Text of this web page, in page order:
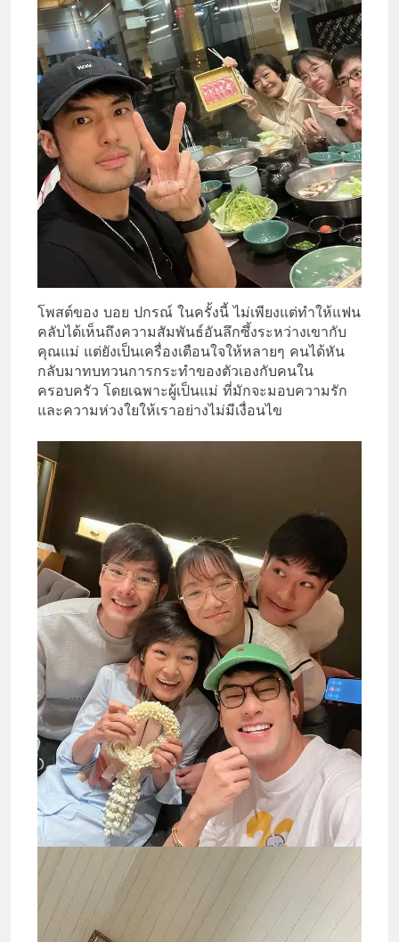
โพสต์ของ บอย ปกรณ์ ในครั้งนี้ ไม่เพียงแต่ทำให้แฟน
คลับได้เห็นถึงความสัมพันธ์อันลึกซึ้งระหว่างเขากับ
คุณแม่ แต่ยังเป็นเครื่องเตือนใจให้หลายๆ คนได้หัน
กลับมาทบทวนการกระทำของตัวเองกับคนใน
ครอบครัว โดยเฉพาะผู้เป็นแม่ ที่มักจะมอบความรัก
และความห่วงใยให้เราอย่างไม่มีเงื่อนไข